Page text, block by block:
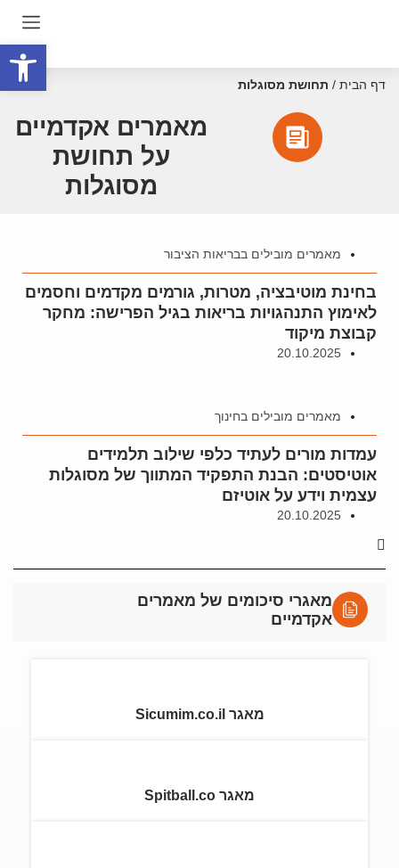
דף הבית / תחושת מסוגלות
מאמרים אקדמיים
על תחושת
מסוגלות
מאמרים מובילים בבריאות הציבור
בחינת מוטיבציה, מטרות, גורמים מקדמים וחסמים
לאימוץ התנהגויות בריאות בגיל הפרישה: מחקר
קבוצת מיקוד
20.10.2025
מאמרים מובילים בחינוך
עמדות מורים לעתיד כלפי שילוב תלמידים
אוטיסטים: הבנת התפקיד המתווך של מסוגלות
עצמית וידע על אוטיזם
20.10.2025
מאגרי סיכומים של מאמרים
אקדמיים
מאגר Sicumim.co.il
מאגר Spitball.co
פתח